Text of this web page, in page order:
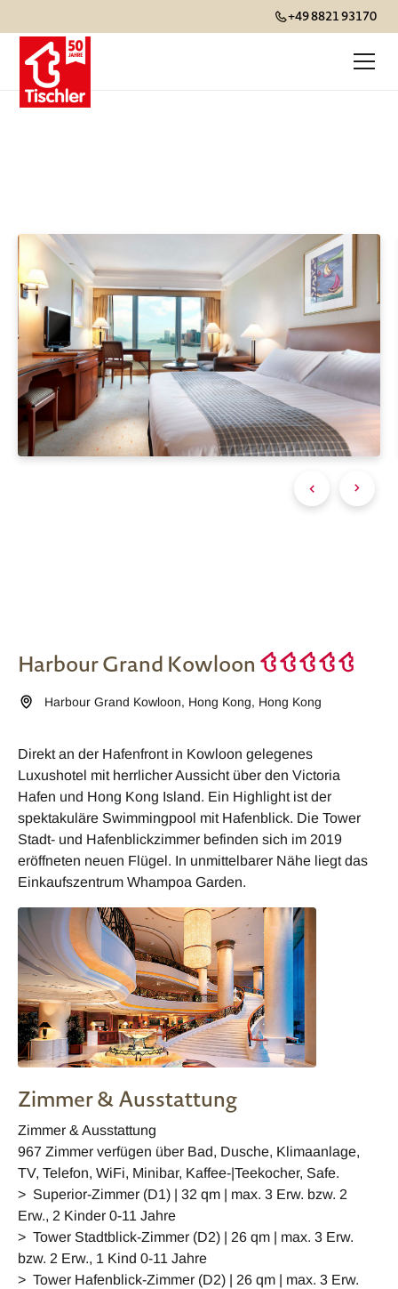
+49 8821 93170
Harbour Grand Kowloon
Harbour Grand Kowloon, Hong Kong, Hong Kong
Direkt an der Hafenfront in Kowloon gelegenes
Luxushotel mit herrlicher Aussicht über den Victoria
Hafen und Hong Kong Island. Ein Highlight ist der
spektakuläre Swimmingpool mit Hafenblick. Die Tower
Stadt- und Hafenblickzimmer befinden sich im 2019
eröffneten neuen Flügel. In unmittelbarer Nähe liegt das
Einkaufszentrum Whampoa Garden.
Zimmer & Ausstattung
Zimmer & Ausstattung
967 Zimmer verfügen über Bad, Dusche, Klimaanlage,
TV, Telefon, WiFi, Minibar, Kaffee-|Teekocher, Safe.
> Superior-Zimmer (D1) | 32 qm | max. 3 Erw. bzw. 2
Erw., 2 Kinder 0-11 Jahre
> Tower Stadtblick-Zimmer (D2) | 26 qm | max. 3 Erw.
bzw. 2 Erw., 1 Kind 0-11 Jahre
> Tower Hafenblick-Zimmer (D2) | 26 qm | max. 3 Erw.